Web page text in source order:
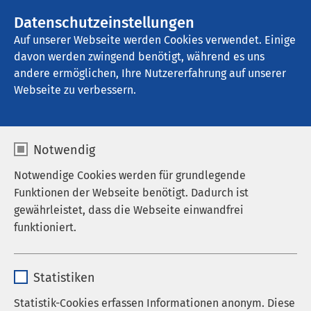
Datenschutzeinstellungen
Auf unserer Webseite werden Cookies verwendet. Einige
davon werden zwingend benötigt, während es uns
andere ermöglichen, Ihre Nutzererfahrung auf unserer
Webseite zu verbessern.
Notwendig
Notwendige Cookies werden für grundlegende
Funktionen der Webseite benötigt. Dadurch ist
gewährleistet, dass die Webseite einwandfrei
funktioniert.
Anbieter sgalinski
Statistiken
Statistik-Cookies erfassen Informationen anonym. Diese
AMEOS Pflege Winterlingen
Unterstützungsangebot
e
Ein besonderer Ort
Das AMEOS Pflegehaus Kleebühl liegt 900 m ü.d.M.
Winterlingen. Die Lage des Hauses lässt einen